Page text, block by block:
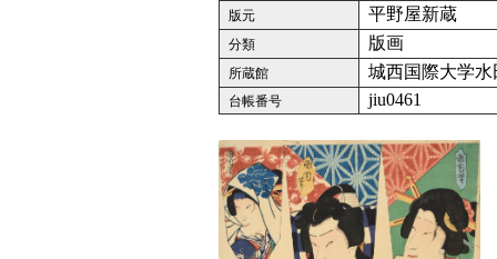
版元 平野屋新蔵
分類 版画
所蔵館 城西国際大学水
台帳番号 jiu0461